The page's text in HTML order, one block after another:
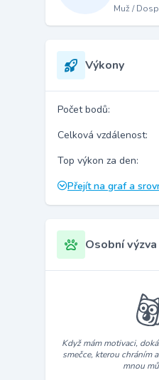
Muž /
Výkony
Počet bodů:
Celková vzdálenost:
Top výkon za den:
Přejít na graf a
Osobní výzva
Když mám motivaci,
smečce, kterou chráním
mnou